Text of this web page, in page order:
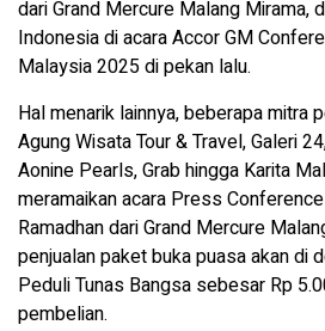
dari Grand Mercure Malang Mirama,
Indonesia di acara Accor GM
Malaysia 2025 di pekan lalu.
Hal menarik lainnya, beberapa mitra
Agung Wisata Tour & Travel, Galeri
Aonine Pearls, Grab hingga Karita
meramaikan acara Press
Ramadhan dari Grand Mercure
penjualan paket buka puasa akan di
Peduli Tunas Bangsa sebesar Rp
pembelian.